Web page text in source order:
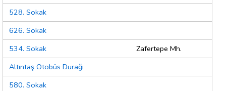
528. Sokak
626. Sokak
534. Sokak
Zafertepe Mh.
Altıntaş Otobüs Durağı
580. Sokak